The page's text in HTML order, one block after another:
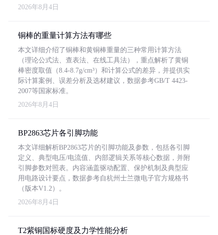
2026年8月4日
铜棒的重量计算方法有哪些
本文详细介绍了铜棒和黄铜棒重量的三种常用计算方法
（理论公式法、查表法、在线工具法），重点解析了黄铜
棒密度取值（8.4-8.7g/cm³）和计算公式的差异，并提供实
际计算案例、误差分析及选材建议，数据参考GB/T 4423-
2007等国家标准。
2026年8月4日
BP2863芯片各引脚功能
本文详细解析BP2863芯片的引脚功能及参数，包括各引脚
定义、典型电压/电流值、内部逻辑关系等核心数据，并附
引脚参数对照表。内容涵盖驱动配置、保护机制及典型应
用电路设计要点，数据参考自杭州士兰微电子官方规格书
（版本V1.2）。
2026年8月4日
T2紫铜国标硬度及力学性能分析